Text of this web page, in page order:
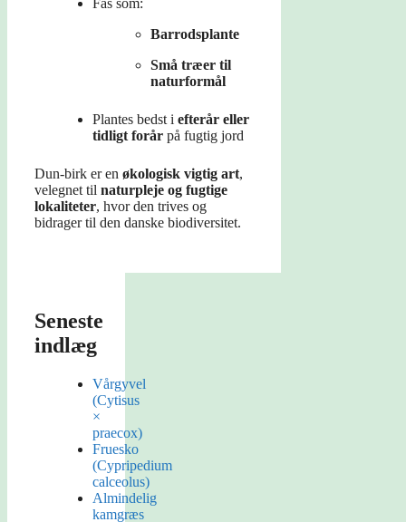
Fås som:
Barrodsplante
Små træer til
naturformål
Plantes bedst i efterår eller
tidligt forår på fugtig jord
Dun-birk er en økologisk vigtig art,
velegnet til naturpleje og fugtige
lokaliteter, hvor den trives og
bidrager til den danske biodiversitet.
Seneste
indlæg
Vårgyvel
(Cytisus
×
praecox)
Fruesko
(Cypripedium
calceolus)
Almindelig
kamgræs